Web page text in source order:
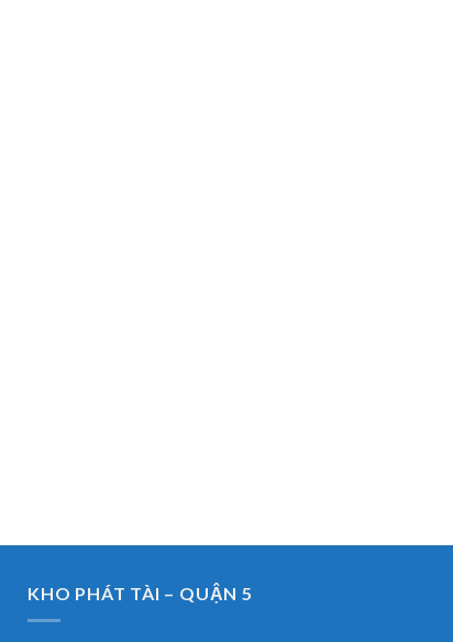
KHO PHÁT TÀI – QUẬN 5